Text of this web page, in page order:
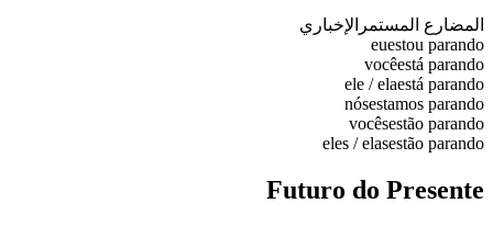
المضارع المستمر الإخباري
euestou parando
vocêestá parando
ele / elaestá parando
nósestamos parando
vocêsestão parando
eles / elasestão parando
Futuro do Presente